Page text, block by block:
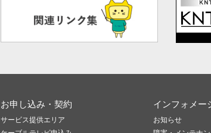
お申し込み・契約
サービス提供エリア
インフォメー
お知らせ